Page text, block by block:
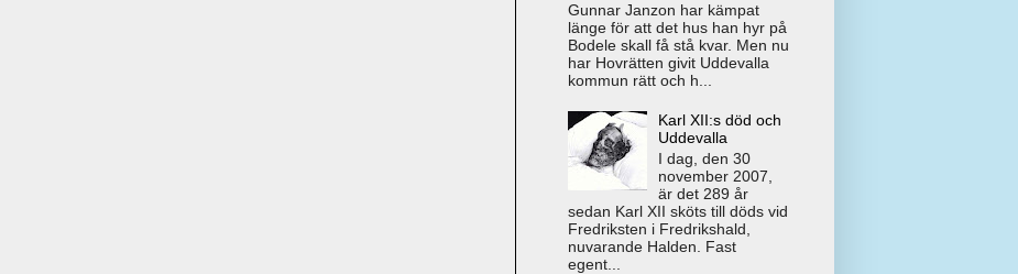
Gunnar Janzon har kämpat
länge för att det hus han hyr på
Bodele skall få stå kvar. Men nu
har Hovrätten givit Uddevalla
kommun rätt och h...
Karl XII:s död och
Uddevalla
I dag, den 30
november 2007,
är det 289 år
sedan Karl XII sköts till döds vid
Fredriksten i Fredrikshald,
nuvarande Halden. Fast
egent...